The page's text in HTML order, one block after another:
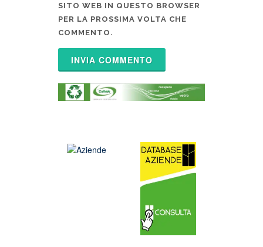
SITO WEB IN QUESTO BROWSER
PER LA PROSSIMA VOLTA CHE
COMMENTO.